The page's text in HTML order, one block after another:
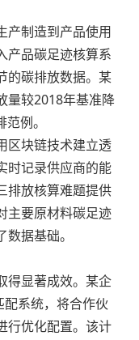
产制造到产品使用
产品碳足迹核算系
的碳排放数据。某
量较2018年基准降
例。
区块链技术建立透
时记录供应商的能
排放核算难题提供
主要原材料碳足迹
据基础。
得显著成效。某企
配系统，将合作伙
行优化配置。该计